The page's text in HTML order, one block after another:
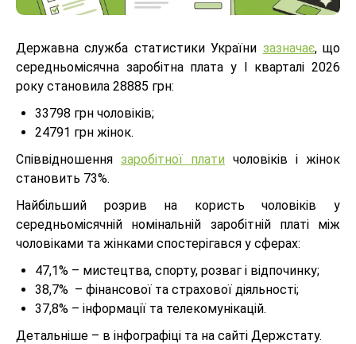
Державна служба статистики України зазначає, що
середньомісячна заробітна плата у І кварталі 2026
року становила 28885 грн:
33798 грн чоловіків;
24791 грн жінок.
Співвідношення заробітної плати чоловіків і жінок
становить 73%.
Найбільший розрив на користь чоловіків у
середньомісячній номінальній заробітній платі між
чоловіками та жінками спостерігався у сферах:
47,1% – мистецтва, спорту, розваг і відпочинку;
38,7% – фінансової та страхової діяльності;
37,8% – інформації та телекомунікацій.
Детальніше – в інфографіці та на сайті Держстату.